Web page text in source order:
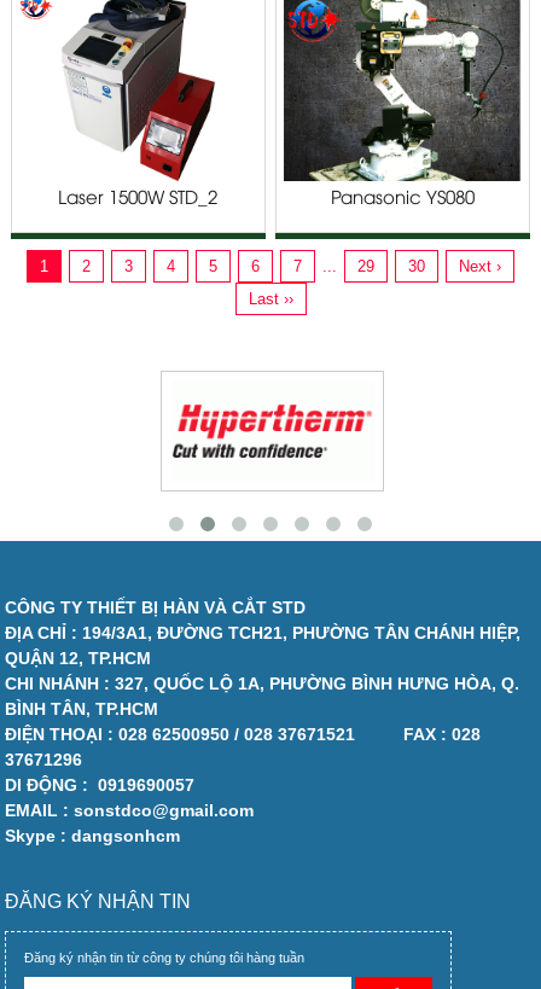
Laser 1500W STD_2 Panasonic YS080
1 2 3 4 5 6 7 ... 29 30
Next ›
Last ››
CÔNG TY THIẾT BỊ HÀN VÀ CẮT STD
ĐỊA CHỈ : 194/3A1, ĐƯỜNG TCH21, PHƯỜNG TÂN CHÁNH HIỆP,
QUẬN 12, TP.HCM
CHI NHÁNH : 327, QUỐC LỘ 1A, PHƯỜNG BÌNH HƯNG HÒA, Q.
BÌNH TÂN, TP.HCM
ĐIỆN THOẠI :028 62500950 / 028 37671521 FAX :028
37671296
DI ĐỘNG :0919690057
EMAIL : sonstdco@gmail.com
Skype : dangsonhcm
ĐĂNG KÝ NHẬN TIN
Đăng ký nhận tin từ công ty chúng tôi hàng tuần